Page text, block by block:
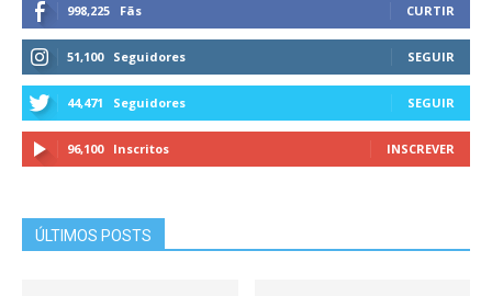
998,225 Fãs CURTIR
51,100 Seguidores SEGUIR
44,471 Seguidores SEGUIR
96,100 Inscritos INSCREVER
ÚLTIMOS POSTS